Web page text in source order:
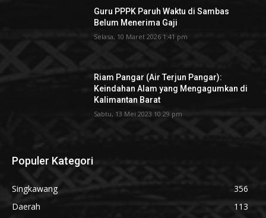
Guru PPPK Paruh Waktu di Sambas
Belum Menerima Gaji
Selasa, 10 Maret 2026 1:41 pm
Riam Pangar (Air Terjun Pangar):
Keindahan Alam yang Mengagumkan di
Kalimantan Barat
Sabtu, 13 Mei 2023 10:29 pm
Populer Kategori
Singkawang
356
Daerah
113